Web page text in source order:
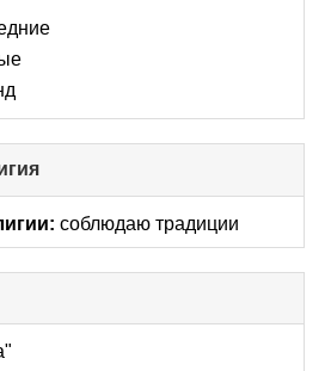
to
collapse
contents
соблюдаю традиции